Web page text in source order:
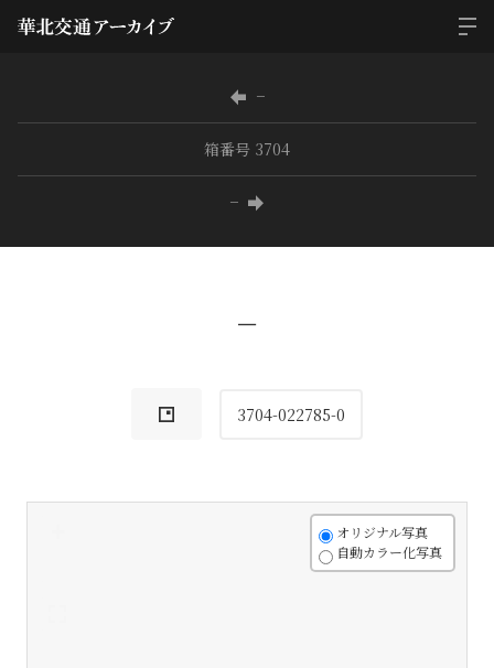
−
箱番号 3704
−
−
3704-022785-0
オリジナル写真
自動カラー化写真